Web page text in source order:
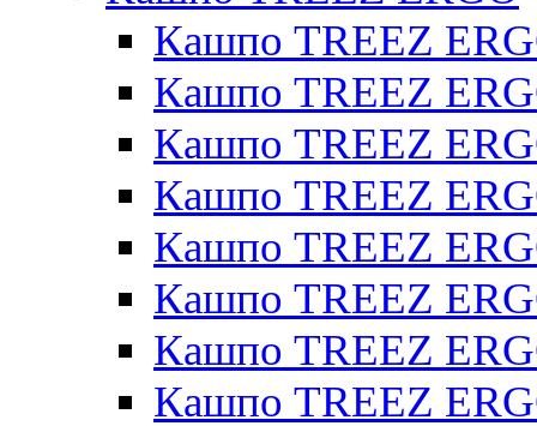
Кашпо TREEZ
Кашпо TREEZ
Кашпо TREEZ
Кашпо TREEZ
Кашпо TREEZ
Кашпо TREEZ
Кашпо TREEZ
Кашпо TREEZ